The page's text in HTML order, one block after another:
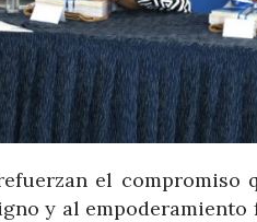
el compromiso
y al empoderamiento